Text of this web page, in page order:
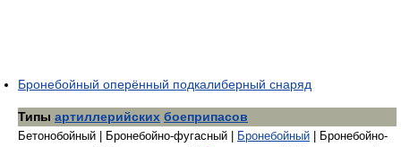
Бронебойный оперённый подкалиберный снаряд
Типы артиллерийских боеприпасов
Бетонобойный | Бронебойно-фугасный | Бронебойный | Бронебойно-